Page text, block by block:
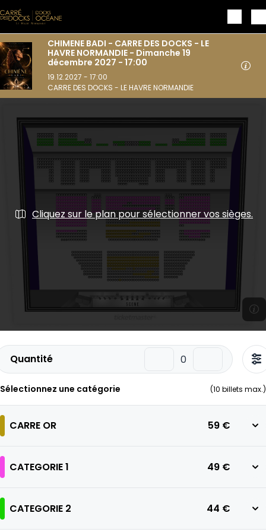
Aller au contenu principal
CHIMENE BADI - CARRE DES DOCKS - LE
HAVRE NORMANDIE - Dimanche 19
décembre 2027 - 17:00
19.12.2027 - 17:00
CARRE DES DOCKS - LE HAVRE NORMANDIE
Cliquez sur le plan pour sélectionner vos sièges.
Quantité
Sélectionnez une catégorie (10 billets max.)
CARRE OR 59 €
CATEGORIE 1 49 €
CATEGORIE 2 44 €